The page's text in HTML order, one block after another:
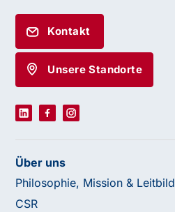
Kontakt
Unsere Standorte
Über uns
Philosophie, Mission & Leitbild
CSR